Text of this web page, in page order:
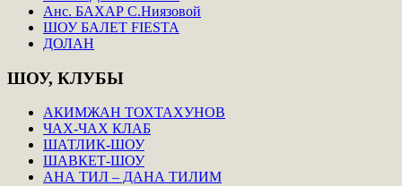
Анс. БАХАР С.Ниязовой
ШОУ БАЛЕТ FIESTA
ДОЛАН
ШОУ, КЛУБЫ
АКИМЖАН ТОХТАХУНОВ
ЧАХ-ЧАХ КЛАБ
ШАТЛИК-ШОУ
ШАВКЕТ-ШОУ
АНА ТИЛ – ДАНА ТИЛИМ